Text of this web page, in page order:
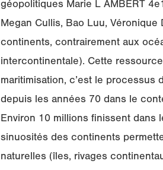
géopolitiques Marie L AMBERT
Megan Cullis, Bao Luu,
continents, contrairement aux
intercontinentale). Cette
maritimisation, c’est le processus
depuis les années 70 dans le
Environ 10 millions finissent dans
sinuosités des continents
naturelles (îles, rivages